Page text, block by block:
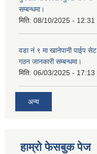
सम्बन्धमा।
मिति: 08/10/2025 - 12:31
वडा नं ९ मा खानेपानी पाईप
गठन जानकारी सम्बन्धमा।
मिति: 06/03/2025 - 17:13
अन्य
हाम्राे फेसबुक पेज